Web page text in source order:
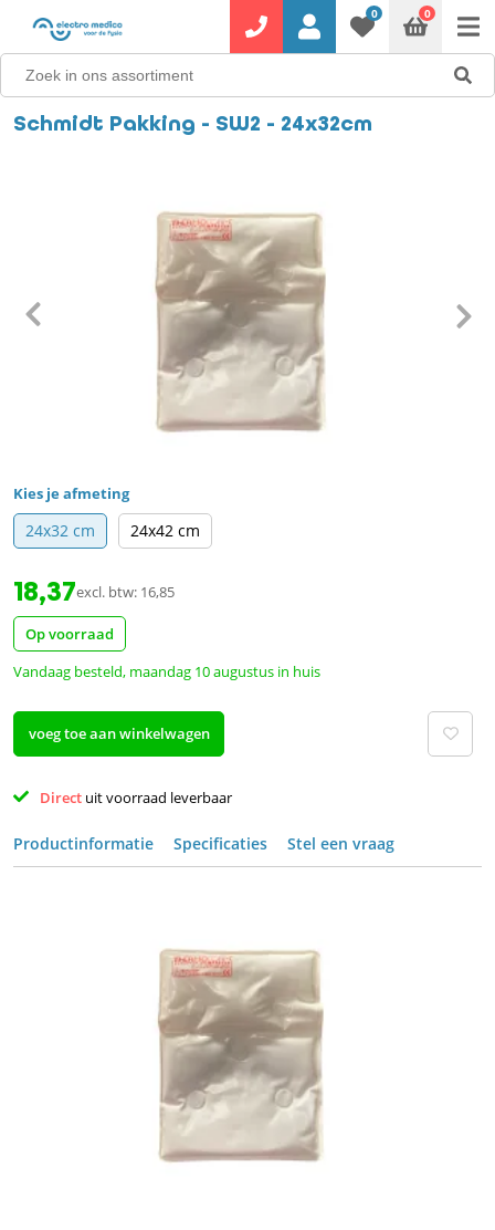
0 0
Schmidt Pakking - SW2 - 24x32cm
Kies je afmeting
24x32 cm 24x42 cm
18,37excl. btw: 16,85
Op voorraad
Vandaag besteld, maandag 10 augustus in huis
voeg toe aan winkelwagen
Direct uit voorraad leverbaar
Productinformatie Specificaties Stel een vraag